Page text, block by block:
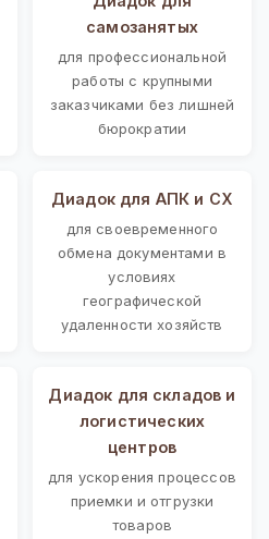
самозанятых
для профессиональной
работы с крупными
заказчиками без лишней
бюрократии
Диадок для АПК и СХ
для своевременного
обмена документами в
условиях
географической
удаленности хозяйств
Диадок для складов и
логистических
центров
для ускорения процессов
приемки и отгрузки
товаров